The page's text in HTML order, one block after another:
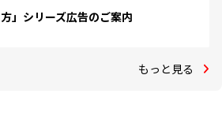
方」シリーズ広告のご案内
もっと見る